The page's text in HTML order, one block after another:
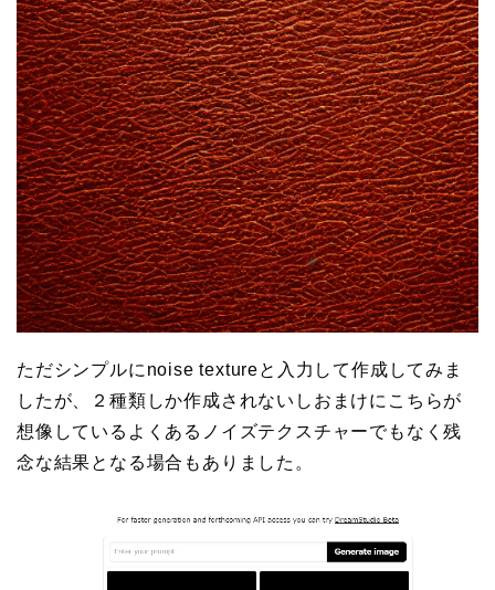
ただシンプルにnoise textureと入力して作成してみま
したが、２種類しか作成されないしおまけにこちらが
想像しているよくあるノイズテクスチャーでもなく残
念な結果となる場合もありました。